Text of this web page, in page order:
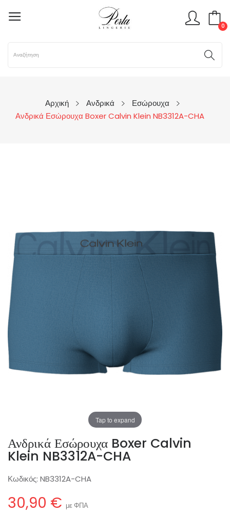
0
Αρχική Ανδρικά
Εσώρουχα
Ανδρικά Εσώρουχα Boxer Calvin Klein NB3312A-CHA
Tap to expand
Ανδρικά Εσώρουχα Boxer Calvin
Klein NB3312A-CHA
Κωδικός: NB3312A-CHA
30,90 € με ΦΠΑ